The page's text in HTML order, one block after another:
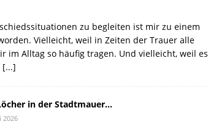
zu begleiten ist mir zu einem
Vielleicht, weil in Zeiten der Trauer alle
im Alltag so häufig tragen. Und vielleicht, weil es
[...]
in der Stadtmauer…
2026